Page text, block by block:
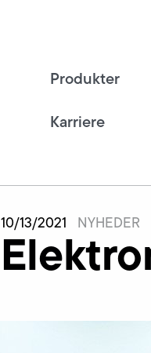
Produkter
Karriere
10/13/2021 NYHEDER